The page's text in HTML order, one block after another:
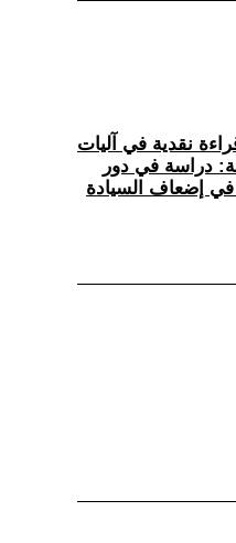
نقدية في آليات
دراسة في دور
في إضعاف السيادة